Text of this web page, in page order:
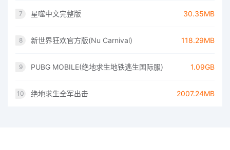
7 星噬中文完整版 30.35MB
8 新世界狂欢官方版(Nu Carnival) 118.29MB
9 PUBG MOBILE(绝地求生地铁逃生国际服) 1.09GB
10 绝地求生全军出击 2007.24MB